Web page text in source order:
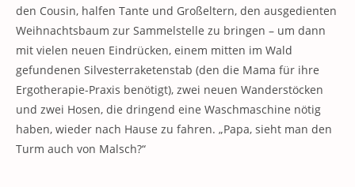
den Cousin, halfen Tante und Großeltern, den ausgedienten
Weihnachtsbaum zur Sammelstelle zu bringen – um dann
mit vielen neuen Eindrücken, einem mitten im Wald
gefundenen Silvesterraketenstab (den die Mama für ihre
Ergotherapie-Praxis benötigt), zwei neuen Wanderstöcken
und zwei Hosen, die dringend eine Waschmaschine nötig
haben, wieder nach Hause zu fahren. „Papa, sieht man den
Turm auch von Malsch?“